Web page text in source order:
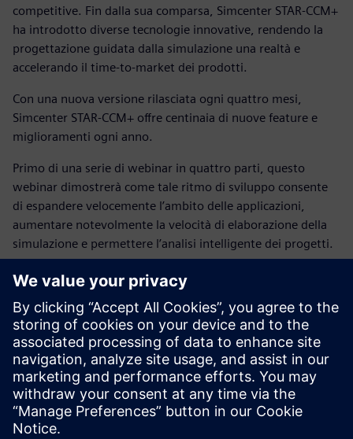
competitive. Fin dalla sua comparsa, Simcenter STAR-CCM+
ha introdotto diverse tecnologie innovative, rendendo la
progettazione guidata dalla simulazione una realtà e
accelerando il time-to-market dei prodotti.
Con una nuova versione rilasciata ogni quattro mesi,
Simcenter STAR-CCM+ offre centinaia di nuove feature e
miglioramenti ogni anno.
Primo di una serie di webinar in quattro parti, questo
webinar dimostrerà come tale ritmo di sviluppo consente
di espandere velocemente l’ambito delle applicazioni,
aumentare notevolmente la velocità di elaborazione della
simulazione e permettere l’analisi intelligente dei progetti.
Relatore
SIMCENTER STAR-CCM+ PRODUCT
MANAGEMENT, SIEMENS DIGITAL
INDUSTRIES SOFTWARE
Joel Davison
Senior Manager